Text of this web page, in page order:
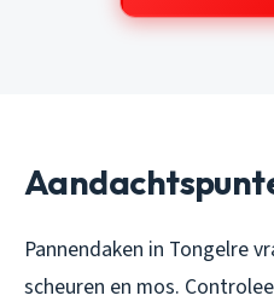
Pannendaken in Tongelre
scheuren en mos.